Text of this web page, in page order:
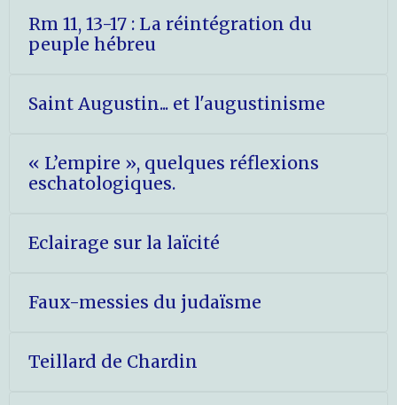
Rm 11, 13-17 : La réintégration du
peuple hébreu
Saint Augustin... et l'augustinisme
« L’empire », quelques réflexions
eschatologiques.
Eclairage sur la laïcité
Faux-messies du judaïsme
Teillard de Chardin